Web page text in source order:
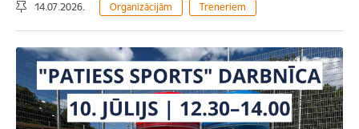
14.07.2026. Organizācijām Treneriem